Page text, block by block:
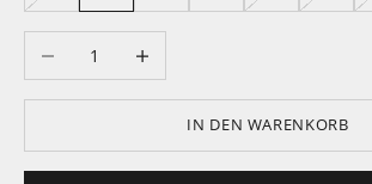
Anzahl verringernAnzahl erhöhen
IN DEN WARENKORB